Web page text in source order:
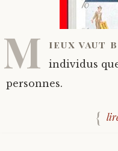
M ieux vaut
individus
personnes.